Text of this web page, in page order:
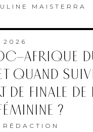
MAISTERRA
2026
QUAND
DE FINALE DE
?
RÉDACTION